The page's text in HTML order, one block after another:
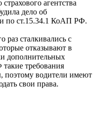
агентства
дело об
по ст.15.34.1 КоАП РФ.
раз сталкивались с
отказывают в
дополнительных
требования
поэтому водители имеют
свои права.